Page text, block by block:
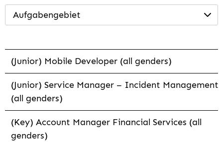
Aufgabengebiet
(Junior) Mobile Developer (all genders)
(Junior) Service Manager – Incident Management
(all genders)
(Key) Account Manager Financial Services (all
genders)